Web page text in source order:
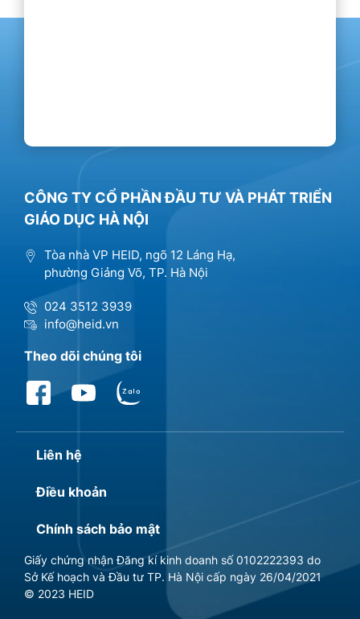
CÔNG TY CỔ PHẦN ĐẦU TƯ VÀ PHÁT TRIỂN
GIÁO DỤC HÀ NỘI
Tòa nhà VP HEID, ngõ 12 Láng Hạ,
phường Giảng Võ, TP. Hà Nội
024 3512 3939
info@heid.vn
Theo dõi chúng tôi
Liên hệ
Điều khoản
Chính sách bảo mật
Giấy chứng nhận Đăng kí kinh doanh số 0102222393 do
Sở Kế hoạch và Đầu tư TP. Hà Nội cấp ngày 26/04/2021
© 2023 HEID